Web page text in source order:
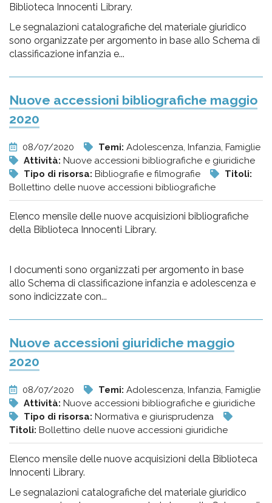
Biblioteca Innocenti Library.
Le segnalazioni catalografiche del materiale giuridico
sono organizzate per argomento in base allo Schema di
classificazione infanzia e...
Nuove accessioni bibliografiche maggio
2020
08/07/2020 Temi: Adolescenza, Infanzia, Famiglie
Attività: Nuove accessioni bibliografiche e giuridiche
Tipo di risorsa: Bibliografie e filmografie
Titoli:
Bollettino delle nuove accessioni bibliografiche
Elenco mensile delle nuove acquisizioni bibliografiche
della Biblioteca Innocenti Library.
I documenti sono organizzati per argomento in base
allo Schema di classificazione infanzia e adolescenza e
sono indicizzate con...
Nuove accessioni giuridiche maggio
2020
08/07/2020 Temi: Adolescenza, Infanzia, Famiglie
Attività: Nuove accessioni bibliografiche e giuridiche
Tipo di risorsa: Normativa e giurisprudenza
Titoli: Bollettino delle nuove accessioni giuridiche
Elenco mensile delle nuove acquisizioni della Biblioteca
Innocenti Library.
Le segnalazioni catalografiche del materiale giuridico